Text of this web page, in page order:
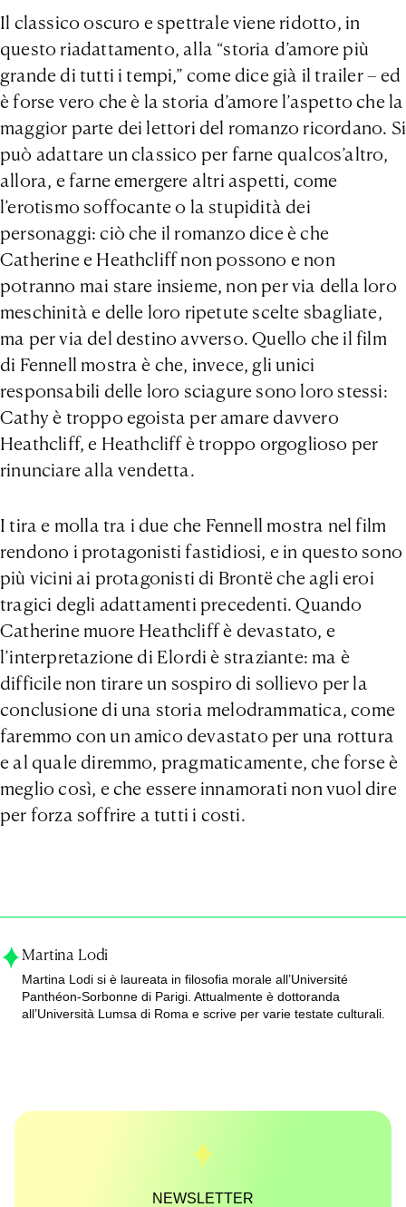
Il classico oscuro e spettrale viene ridotto, in
questo riadattamento, alla “storia d’amore più
grande di tutti i tempi,” come dice già il trailer – ed
è forse vero che è la storia d’amore l’aspetto che la
maggior parte dei lettori del romanzo ricordano. Si
può adattare un classico per farne qualcos’altro,
allora, e farne emergere altri aspetti, come
l’erotismo soffocante o la stupidità dei
personaggi: ciò che il romanzo dice è che
Catherine e Heathcliff non possono e non
potranno mai stare insieme, non per via della loro
meschinità e delle loro ripetute scelte sbagliate,
ma per via del destino avverso. Quello che il film
di Fennell mostra è che, invece, gli unici
responsabili delle loro sciagure sono loro stessi:
Cathy è troppo egoista per amare davvero
Heathcliff, e Heathcliff è troppo orgoglioso per
rinunciare alla vendetta.
I tira e molla tra i due che Fennell mostra nel film
rendono i protagonisti fastidiosi, e in questo sono
più vicini ai protagonisti di Brontë che agli eroi
tragici degli adattamenti precedenti. Quando
Catherine muore Heathcliff è devastato, e
l’interpretazione di Elordi è straziante: ma è
difficile non tirare un sospiro di sollievo per la
conclusione di una storia melodrammatica, come
faremmo con un amico devastato per una rottura
e al quale diremmo, pragmaticamente, che forse è
meglio così, e che essere innamorati non vuol dire
per forza soffrire a tutti i costi.
Martina Lodi
Martina Lodi si è laureata in filosofia morale all’Université
Panthéon-Sorbonne di Parigi. Attualmente è dottoranda
all’Università Lumsa di Roma e scrive per varie testate culturali.
NEWSLETTER